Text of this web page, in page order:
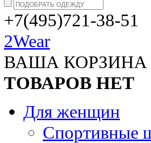
+7(495)721-38-51
2Wear
ВАША КОРЗИНА
ТОВАРОВ НЕТ
Для женщин
Спортивные